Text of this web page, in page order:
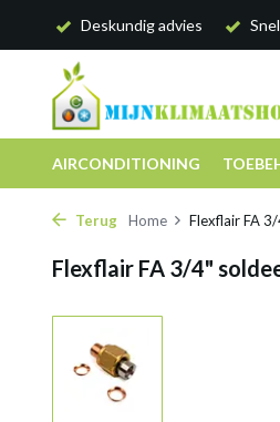
Deskundig advies
AIRCONDITIONING
Terug Home Flexflair FA
Flexflair FA 3/4"